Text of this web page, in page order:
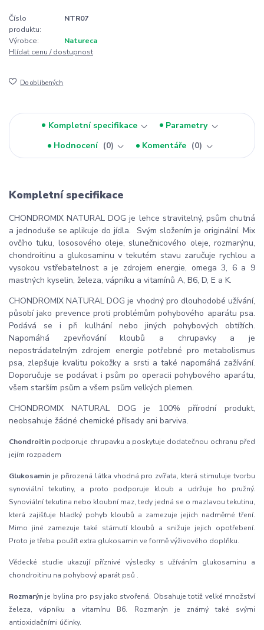
Číslo
produktu:
NTR07
Výrobce:
Natureca
Hlídat cenu / dostupnost
Do oblíbených
Kompletní specifikace
Parametry
Hodnocení
0 Komentáře 0
Kompletní specifikace
CHONDROMIX NATURAL DOG je lehce stravitelný, psům chutná
a jednoduše se aplikuje do jídla. Svým složením je originální. Mix
ovčího tuku, lososového oleje, slunečnicového oleje, rozmarýnu,
chondroitinu a glukosaminu v tekutém stavu zaručuje rychlou a
vysokou vstřebatelnost a je zdrojem energie, omega 3, 6 a 9
mastných kyselin, železa, vápníku a vitamínů A, B6, D, E a K.
CHONDROMIX NATURAL DOG je vhodný pro dlouhodobé užívání,
působí jako prevence proti problémům pohybového aparátu psa.
Podává se i při kulhání nebo jiných pohybových obtížích.
Napomáhá zpevňování kloubů a chrupavky a je
nepostrádatelným zdrojem energie potřebné pro metabolismus
psa, zlepšuje kvalitu pokožky a srsti a také napomáhá zažívání.
Doporučuje se podávat i psům po operacii pohybového aparátu,
všem starším psům a všem psům velkých plemen.
CHONDROMIX NATURAL DOG je 100% přírodní produkt,
neobsahuje žádné chemické přísady ani barviva.
Chondroitin podporuje chrupavku a poskytuje dodatečnou ochranu před
jejím rozpadem
Glukosamin je přirozená látka vhodná pro zvířata, která stimuluje tvorbu
synoviální tekutiny, a proto podporuje kloub a udržuje ho pružný.
Synoviální tekutina nebo kloubní maz, tedy jedná se o mazlavou tekutinu,
která zajišťuje hladký pohyb kloubů a zamezuje jejich nadměrné tření.
Mimo jiné zamezuje také stárnutí kloubů a snižuje jejich opotřebení.
Proto je třeba použít extra glukosamin ve formě výživového doplňku.
Vědecké studie ukazují příznivé výsledky s užíváním glukosaminu a
chondroitinu na pohybový aparát psů .
Rozmarýn je bylina pro psy jako stvořená. Obsahuje totiž velké množství
železa, vápníku a vitamínu B6. Rozmarýn je známý také svými
antioxidačními účinky.